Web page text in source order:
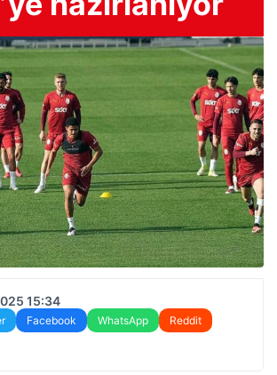
15:34
Facebook WhatsApp
Reddit